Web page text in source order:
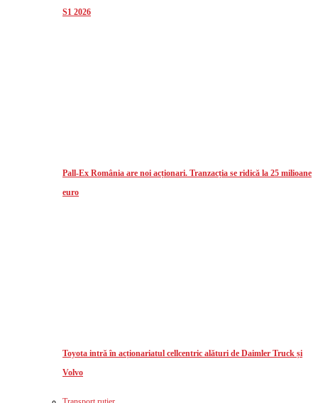
S1 2026
Pall-Ex România are noi acționari. Tranzacția se ridică la 25 milioane
euro
Toyota intră în acționariatul cellcentric alături de Daimler Truck și
Volvo